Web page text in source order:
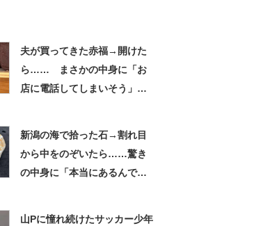
夫が買ってきた赤福→開けた
ら…… まさかの中身に「お
店に電話してしまいそう」
新潟の海で拾った石→割れ目
から中をのぞいたら……驚き
の中身に「本当にあるんです
山Pに憧れ続けたサッカー少年